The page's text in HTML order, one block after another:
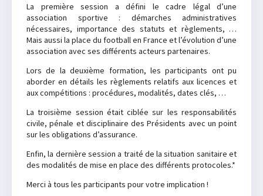
La première session a défini le cadre légal d’une
association sportive : démarches administratives
nécessaires, importance des statuts et règlements, …
Mais aussi la place du football en France et l’évolution d’une
association avec ses différents acteurs partenaires.
Lors de la deuxième formation, les participants ont pu
aborder en détails les règlements relatifs aux licences et
aux compétitions : procédures, modalités, dates clés, …
La troisième session était ciblée sur les responsabilités
civile, pénale et disciplinaire des Présidents avec un point
sur les obligations d’assurance.
Enfin, la dernière session a traité de la situation sanitaire et
des modalités de mise en place des différents protocoles.*
Merci à tous les participants pour votre implication !